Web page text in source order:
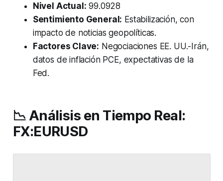
Nivel Actual: 99.0928
Sentimiento General: Estabilización, con
impacto de noticias geopolíticas.
Factores Clave: Negociaciones EE. UU.-Irán,
datos de inflación PCE, expectativas de la
Fed.
📉 Análisis en Tiempo Real:
FX:EURUSD